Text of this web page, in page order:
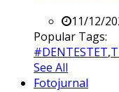
11/12/
Popular Tags:
#DENTESTET,
See All
Fotojurnal